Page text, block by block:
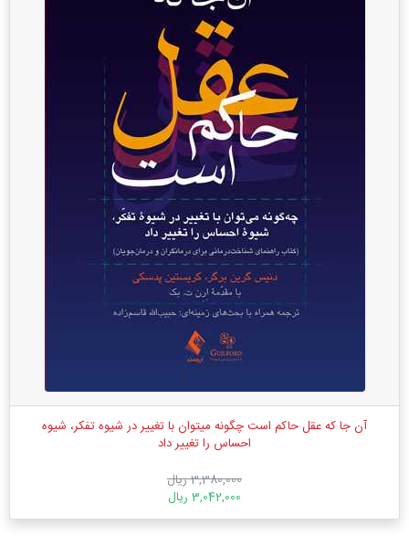
آن جا که عقل حاکم است چگونه میتوان با تغییر در شیوه تفکر، شیوه
احساس را تغییر داد
3,380,000 ریال
3,042,000 ریال